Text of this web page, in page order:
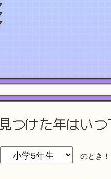
見つけた年はい
のとき！